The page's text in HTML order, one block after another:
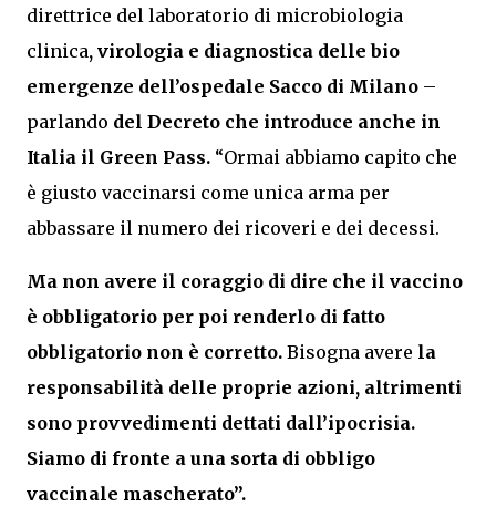
direttrice del laboratorio di microbiologia
clinica, virologia e diagnostica delle bio
emergenze dell’ospedale Sacco di Milano –
parlando del Decreto che introduce anche in
Italia il Green Pass. “Ormai abbiamo capito che
è giusto vaccinarsi come unica arma per
abbassare il numero dei ricoveri e dei decessi.
Ma non avere il coraggio di dire che il vaccino
è obbligatorio per poi renderlo di fatto
obbligatorio non è corretto. Bisogna avere la
responsabilità delle proprie azioni, altrimenti
sono provvedimenti dettati dall’ipocrisia.
Siamo di fronte a una sorta di obbligo
vaccinale mascherato”.